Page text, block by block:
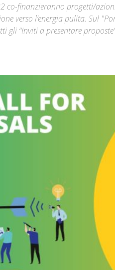
co-finanzieranno progetti/
verso l’energia pulita. Sul
gli “Inviti a presentare